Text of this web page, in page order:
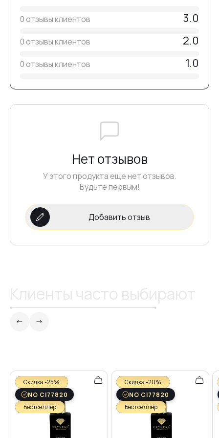
0 отзывы клиентов 3.0
0 отзывы клиентов 2.0
0 отзывы клиентов 1.0
Нет отзывов
У этого продукта еще нет отзывов.
Будьте первым!
Добавить отзыв
Скидка -25%
NO CI77820
Бестселлер
Скидка -20%
NO CI77820
Бестселлер